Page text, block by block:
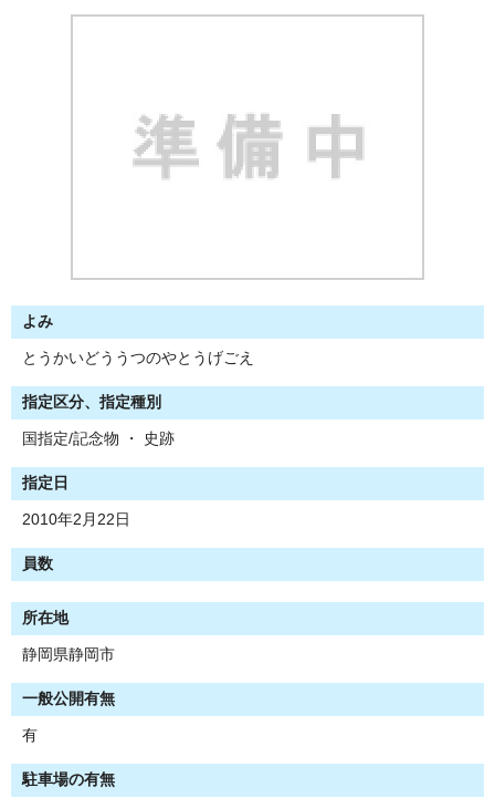
よみ
とうかいどううつのやとうげごえ
指定区分、指定種別
国指定/記念物 ・ 史跡
指定日
2010年2月22日
員数
所在地
静岡県静岡市
一般公開有無
有
駐車場の有無